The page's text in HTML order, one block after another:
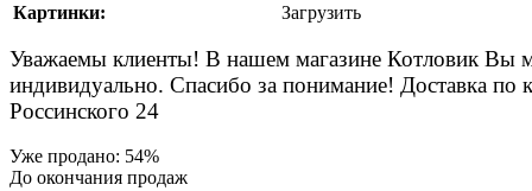
Картинки:
Загрузить
Уважаемы клиенты! В нашем магазине Котловик Вы
индивидуально. Спасибо за понимание! Доставка по
Россинского 24
Уже продано: 54%
До окончания продаж